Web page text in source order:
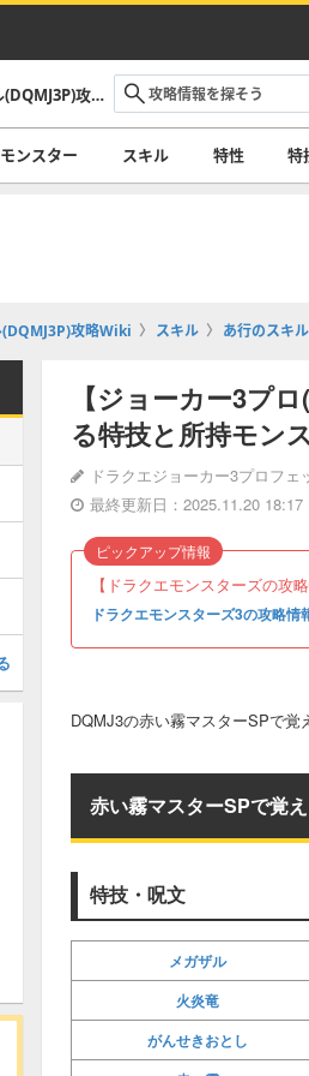
ドラクエジョーカー3プロフェッショナル(DQMJ3P)攻略Wiki
モンスター スキル 特性 特
(DQMJ3P)攻略Wiki スキル あ行のスキル
【ジョーカー3プ
る特技と所持モン
ドラクエジョーカー3プロフ
最終更新日：2025.11.20 18:17
【ドラクエモンスターズの攻略
ドラクエモンスターズ3の攻略情
ピックアップ情報
DQMJ3の赤い霧マスターSPで覚
赤い霧マスターSPで覚
特技・呪文
メガザル
火炎竜
がんせきおとし